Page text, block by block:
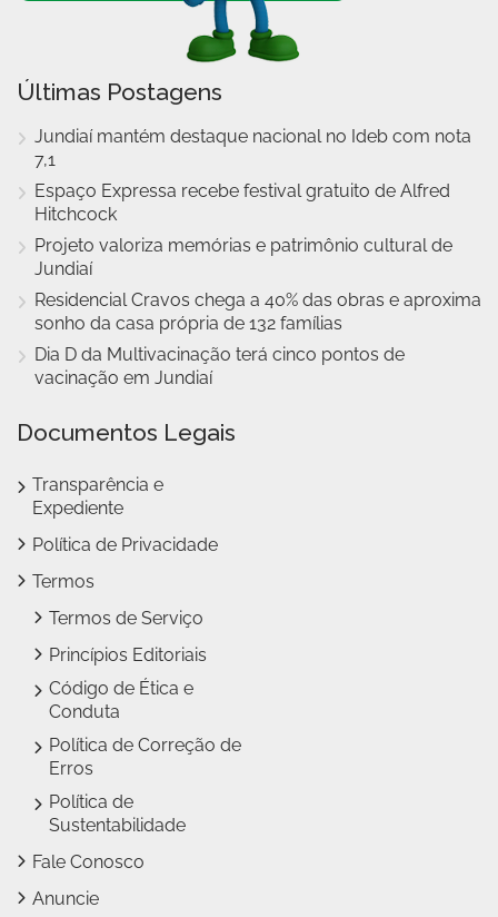
Últimas Postagens
Jundiaí mantém destaque nacional no Ideb com nota
7,1
Espaço Expressa recebe festival gratuito de Alfred
Hitchcock
Projeto valoriza memórias e patrimônio cultural de
Jundiaí
Residencial Cravos chega a 40% das obras e aproxima
sonho da casa própria de 132 famílias
Dia D da Multivacinação terá cinco pontos de
vacinação em Jundiaí
Documentos Legais
Transparência e
Expediente
Política de Privacidade
Termos
Termos de Serviço
Princípios Editoriais
Código de Ética e
Conduta
Política de Correção de
Erros
Política de
Sustentabilidade
Fale Conosco
Anuncie